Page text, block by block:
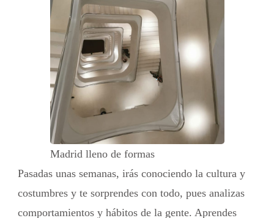
Madrid lleno de formas
Pasadas unas semanas, irás conociendo la cultura y
costumbres y te sorprendes con todo, pues analizas
comportamientos y hábitos de la gente. Aprendes